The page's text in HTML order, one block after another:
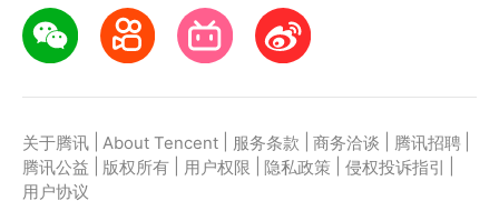
关于腾讯 About Tencent 服务条款 商务洽谈 腾讯招聘
腾讯公益
版权所有 用户权限 隐私政策 侵权投诉指引
用户协议